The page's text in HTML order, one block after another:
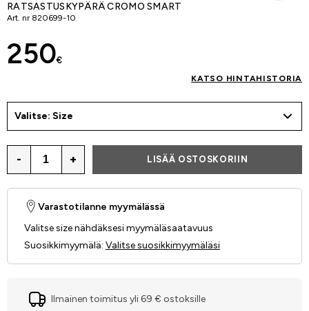
RATSASTUSKYPÄRÄ CROMO SMART
Art. nr 820699-10
250€
KATSO HINTAHISTORIA
Valitse: Size
- + LISÄÄ OSTOSKORIIN
Varastotilanne myymälässä
Valitse size nähdäksesi myymäläsaatavuus
Suosikkimyymälä: Valitse suosikkimyymäläsi
Ilmainen toimitus yli 69 € ostoksille